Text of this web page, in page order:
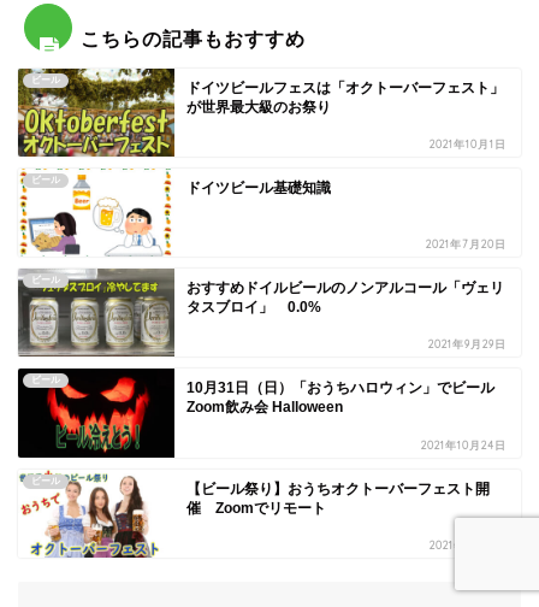
こちらの記事もおすすめ
ビール
ドイツビールフェスは「オクトーバーフェスト」
が世界最大級のお祭り
2021年10月1日
ビール ドイツビール基礎知識
2021年7月20日
ビール
おすすめドイルビールのノンアルコール「ヴェリ
タスブロイ」 0.0%
2021年9月29日
ビール
10月31日（日）「おうちハロウィン」でビール
Zoom飲み会 Halloween
2021年10月24日
ビール
【ビール祭り】おうちオクトーバーフェスト開
催 Zoomでリモート
2021年8月31日